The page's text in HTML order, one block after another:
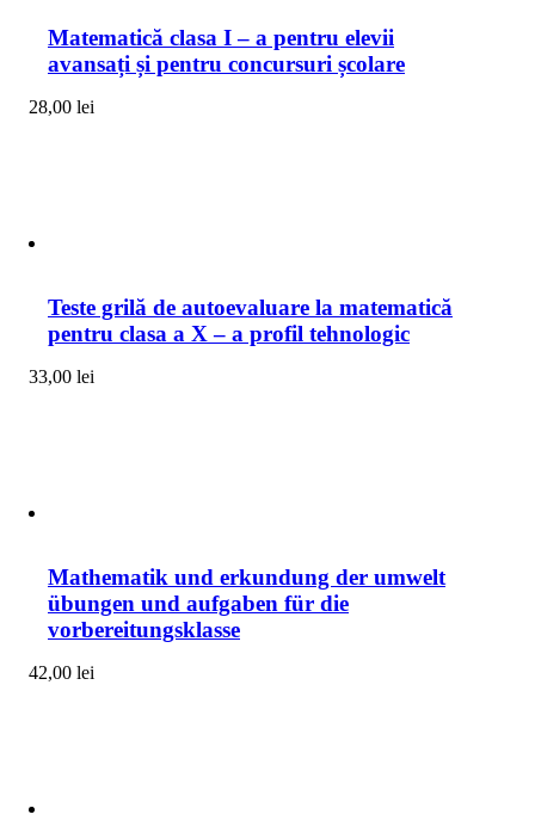
Matematică clasa I – a pentru elevii
avansați și pentru concursuri școlare
28,00 lei
Teste grilă de autoevaluare la matematică
pentru clasa a X – a profil tehnologic
33,00 lei
Mathematik und erkundung der umwelt
übungen und aufgaben für die
vorbereitungsklasse
42,00 lei